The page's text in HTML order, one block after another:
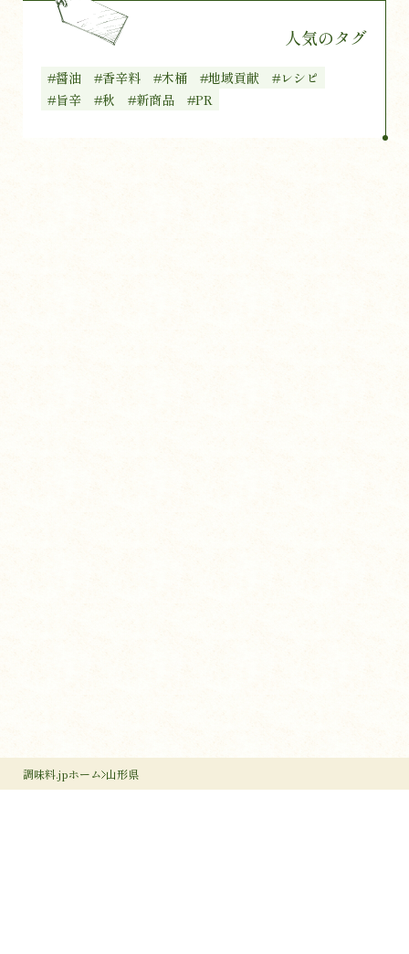
人気のタグ
#醤油 #香辛料 #木桶 #地域貢献
#レシピ
#旨辛
#秋 #新商品 #PR
調味料.jpホーム 山形県